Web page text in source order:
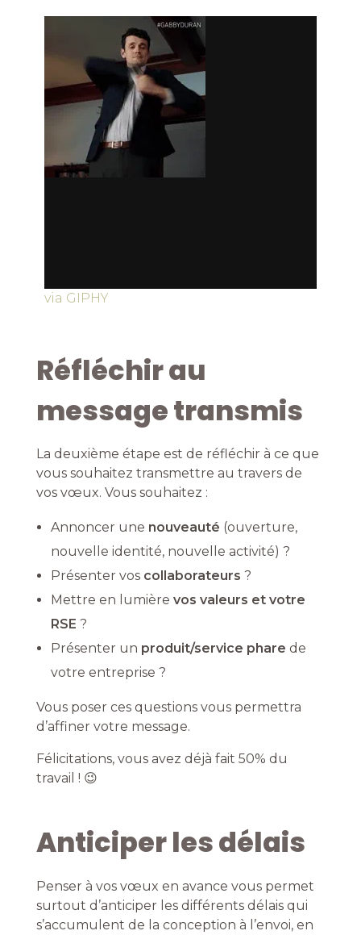
via GIPHY
Réfléchir au
message transmis
La deuxième étape est de réfléchir à ce que
vous souhaitez transmettre au travers de
vos vœux. Vous souhaitez :
Annoncer une nouveauté (ouverture,
nouvelle identité, nouvelle activité) ?
Présenter vos collaborateurs ?
Mettre en lumière vos valeurs et votre
RSE ?
Présenter un produit/service phare de
votre entreprise ?
Vous poser ces questions vous permettra
d’affiner votre message.
Félicitations, vous avez déjà fait 50% du
travail ! 😉
Anticiper les délais
Penser à vos vœux en avance vous permet
surtout d’anticiper les différents délais qui
s’accumulent de la conception à l’envoi, en